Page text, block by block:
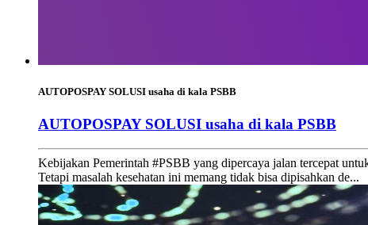
AUTOPOSPAY SOLUSI usaha di kala PSBB
AUTOPOSPAY SOLUSI usaha di kala PSBB
Kebijakan Pemerintah #PSBB yang dipercaya jalan tercepat
Tetapi masalah kesehatan ini memang tidak bisa dipisahkan de...